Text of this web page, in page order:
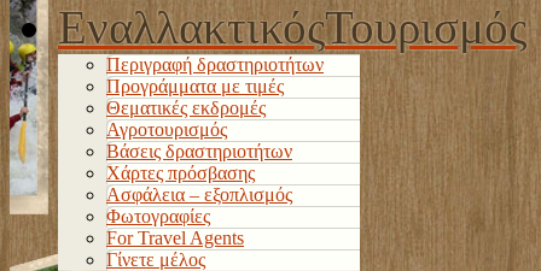
ΕναλλακτικόςΤουρισμός
Περιγραφή δραστηριοτήτων
Προγράμματα με τιμές
Θεματικές εκδρομές
Αγροτουρισμός
Βάσεις δραστηριοτήτων
Χάρτες πρόσβασης
Ασφάλεια – εξοπλισμός
Φωτογραφίες
For Travel Agents
Γίνετε μέλος